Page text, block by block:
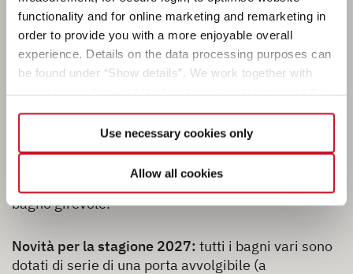
functionality and for online marketing and remarketing in
order to provide you with a more enjoyable overall
experience. Details on the data processing purposes can
be found under “Show details”. We work together with
data for their own purposes and merge it with other data if
necessary. If you click the “Allow cookies” button or
select individual cookies in the detailed view, you provide
your consent to the processing of your data for the
and not required to use our website. You can view your
change them later (such as by using the fingerprint button
at the bottom left of the website). You can find further
Allow all cookies
Use necessary cookies only
un’ottimizzazione ideale dello spazio, poiché
consente di sfruttare la stessa area per due funzioni
diverse.
apprezzerà particolarmente questa soluzione, ma
anche a tutti gli altri consigliamo di provarla
almeno una volta: dopo un lungo viaggio, non c’è
niente di meglio che concedersi una doccia veloce.
bagno girevole!
Novità per la stagione 2027: tutti i bagni vari sono
dotati di serie di una porta avvolgibile (a